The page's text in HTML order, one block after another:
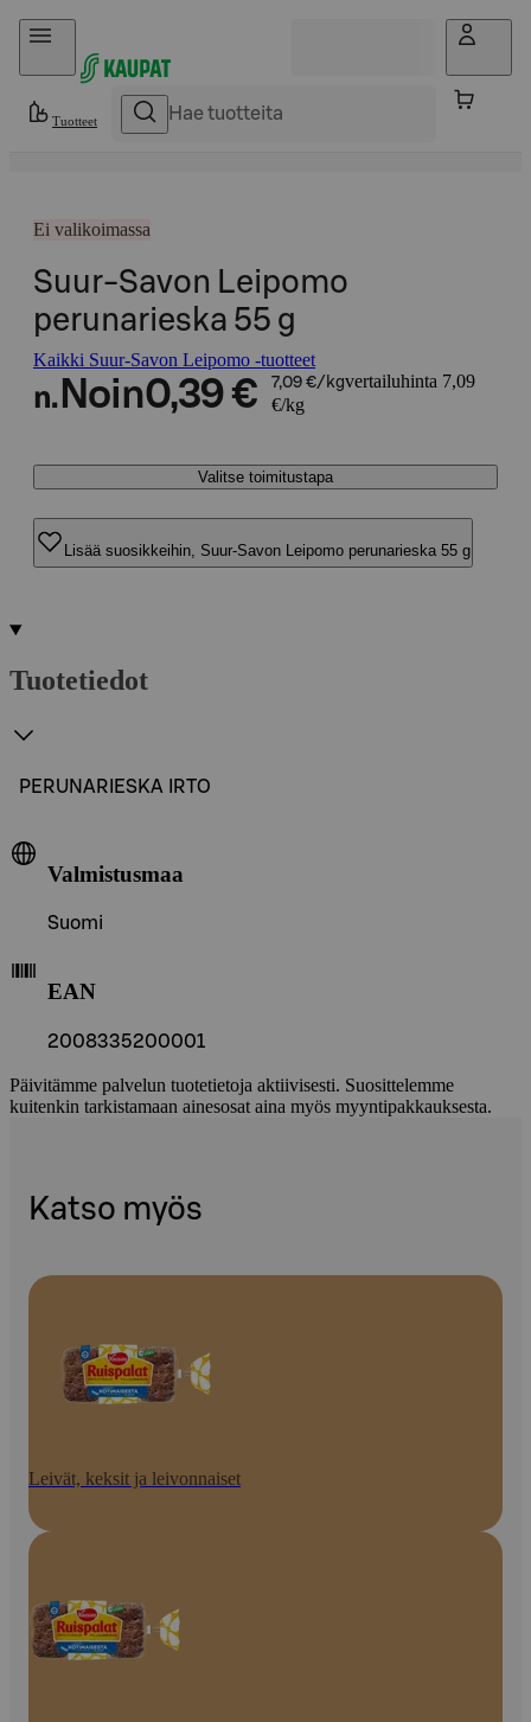
Hyppää sisältöön
Tuotteet
Ei valikoimassa
Suur-Savon Leipomo
perunarieska 55 g
Kaikki Suur-Savon Leipomo -tuotteet
n. Noin0,39 € 7,09 €/kgvertailuhinta 7,09
€/kg
Valitse toimitustapa
Lisää suosikkeihin, Suur-Savon Leipomo perunarieska 55 g
Tuotetiedot
PERUNARIESKA IRTO
Valmistusmaa
Suomi
EAN
2008335200001
Päivitämme palvelun tuotetietoja aktiivisesti. Suosittelemme
kuitenkin tarkistamaan ainesosat aina myös myyntipakkauksesta.
Katso myös
Leivät, keksit ja leivonnaiset